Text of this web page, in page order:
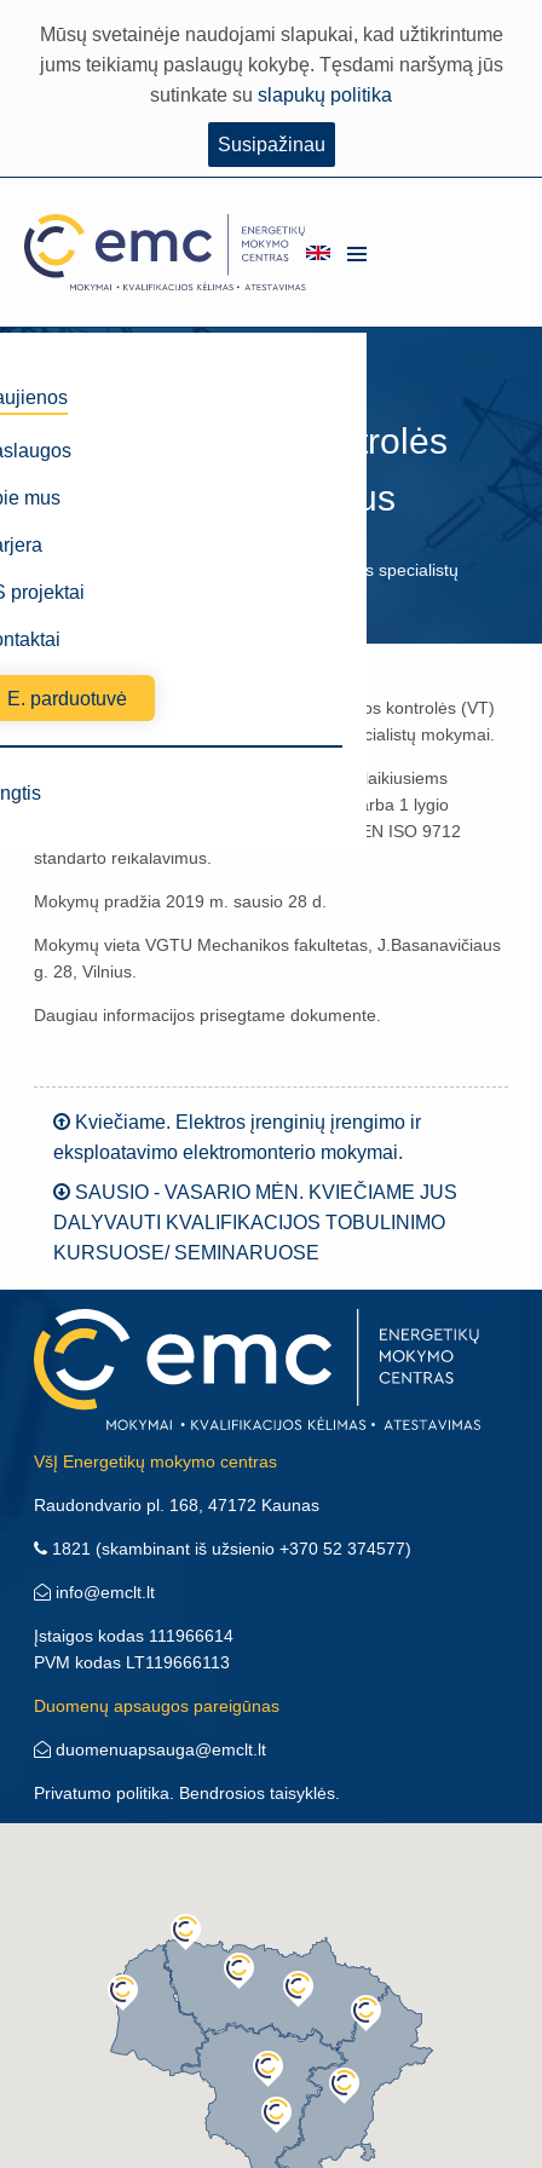
Mūsų svetainėje naudojami slapukai, kad užtikrintume
jums teikiamų paslaugų kokybę. Tęsdami naršymą jūs
sutinkate su slapukų politika
Susipažinau
mus
projektai
E. parduotuvė
Kviečiame į
neardomosios kontrolės
specialistų mokymus
Kviečiame į neardomosios kontrolės specialistų
mokymus
Organizuojami suvirinimo siūlių apžiūrimosios kontrolės (VT)
ir skvarbiaisiais dažalais (PT) kontrolės specialistų mokymai.
Mokymuose dalyvavusiems ir egzaminus išlaikiusiems
specialistams įteikiami VARCERT VT/PT 2 arba 1 lygio
kvalifikaciją patvirtinantys sertifikatai pagal EN ISO 9712
standarto reikalavimus.
Mokymų pradžia 2019 m. sausio 28 d.
Mokymų vieta VGTU Mechanikos fakultetas, J.Basanavičiaus
g. 28, Vilnius.
Daugiau informacijos prisegtame dokumente.
Kviečiame. Elektros įrenginių įrengimo ir
eksploatavimo elektromonterio mokymai.
SAUSIO - VASARIO MĖN. KVIEČIAME JUS
DALYVAUTI KVALIFIKACIJOS TOBULINIMO
KURSUOSE/ SEMINARUOSE
VšĮ Energetikų mokymo centras
Raudondvario pl. 168, 47172 Kaunas
1821 (skambinant iš užsienio +370 52 374577)
info@emclt.lt
Įstaigos kodas 111966614
PVM kodas LT119666113
Duomenų apsaugos pareigūnas
duomenuapsauga@emclt.lt
Privatumo politika Bendrosios taisyklės